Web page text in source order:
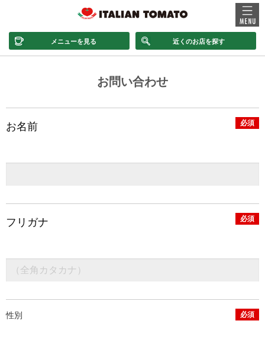
メニューを見る 近くのお店を探す
お問い合わせ
お名前 必須
フリガナ 必須
性別 必須